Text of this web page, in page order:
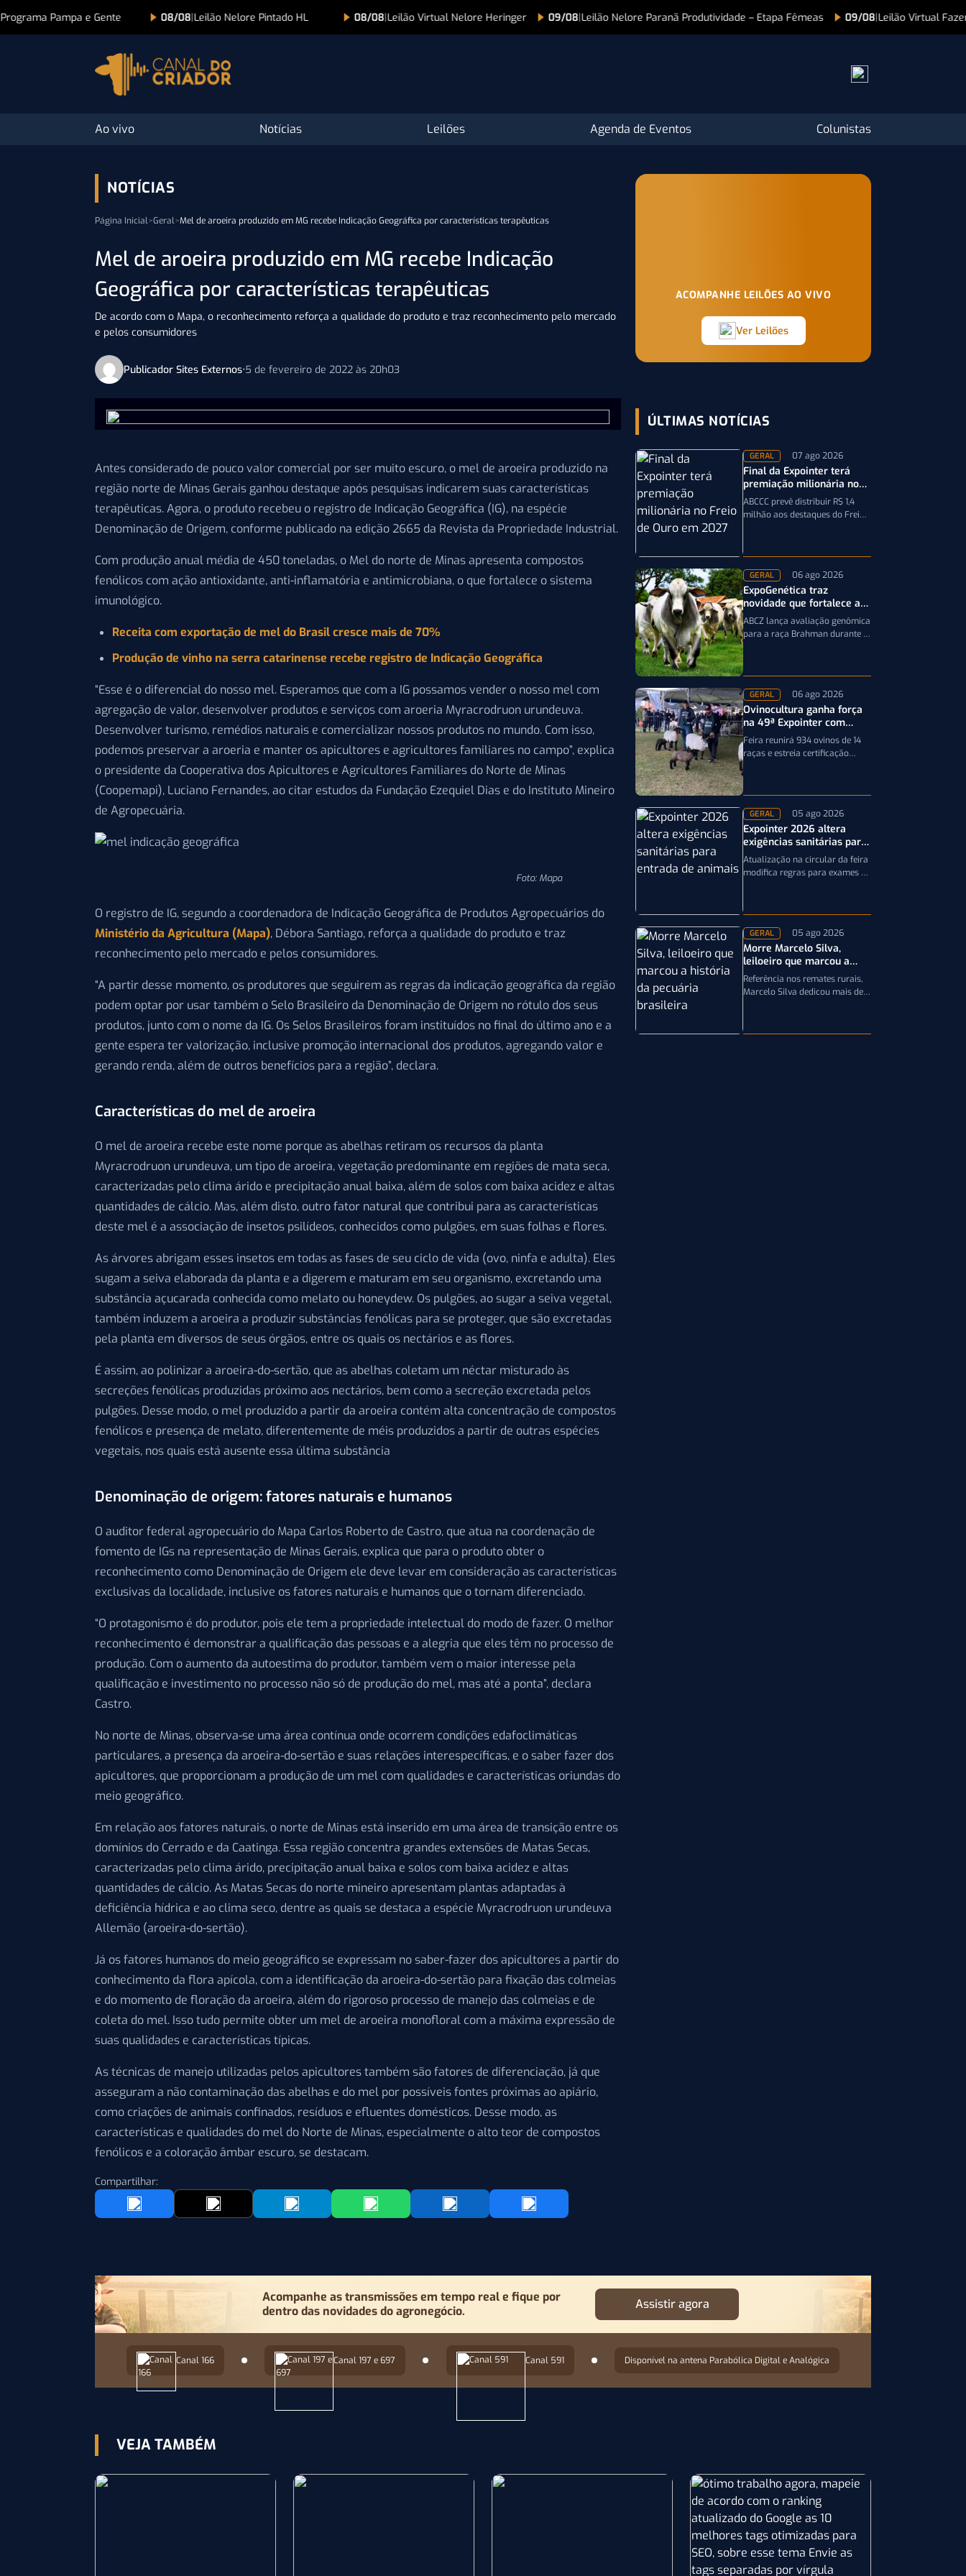
08/08|Leilão Nelore Pintado HL 08/08|Leilão Virtual Nelore Heringer 09/08|Leilão Nelore Paranã Produtividade – Etapa Fêmeas 09/08|Leilão Virtual Fazenda São Lourenço – Especial Dia
Ao vivo Notícias Leilões Agenda de Eventos Colunistas
NOTÍCIAS
Página Inicial>Geral>Mel de aroeira produzido em MG recebe Indicação Geográfica por características terapêuticas
Mel de aroeira produzido em MG recebe Indicação
Geográfica por características terapêuticas
De acordo com o Mapa, o reconhecimento reforça a qualidade do produto e traz reconhecimento pelo mercado
e pelos consumidores
Publicador Sites Externos•5 de fevereiro de 2022 às 20h03
Antes considerado de pouco valor comercial por ser muito escuro, o mel de aroeira produzido na
região norte de Minas Gerais ganhou destaque após pesquisas indicarem suas características
terapêuticas. Agora, o produto recebeu o registro de Indicação Geográfica (IG), na espécie
Denominação de Origem, conforme publicado na edição 2665 da Revista da Propriedade Industrial.
Com produção anual média de 450 toneladas, o Mel do norte de Minas apresenta compostos
fenólicos com ação antioxidante, anti-inflamatória e antimicrobiana, o que fortalece o sistema
imunológico.
Receita com exportação de mel do Brasil cresce mais de 70%
Produção de vinho na serra catarinense recebe registro de Indicação Geográfica
“Esse é o diferencial do nosso mel. Esperamos que com a IG possamos vender o nosso mel com
agregação de valor, desenvolver produtos e serviços com aroeria Myracrodruon urundeuva.
Desenvolver turismo, remédios naturais e comercializar nossos produtos no mundo. Com isso,
podemos preservar a aroeria e manter os apicultores e agricultores familiares no campo”, explica
o presidente da Cooperativa dos Apicultores e Agricultores Familiares do Norte de Minas
(Coopemapi), Luciano Fernandes, ao citar estudos da Fundação Ezequiel Dias e do Instituto Mineiro
de Agropecuária.
Foto: Mapa
O registro de IG, segundo a coordenadora de Indicação Geográfica de Produtos Agropecuários do
Ministério da Agricultura (Mapa), Débora Santiago, reforça a qualidade do produto e traz
reconhecimento pelo mercado e pelos consumidores.
“A partir desse momento, os produtores que seguirem as regras da indicação geográfica da região
podem optar por usar também o Selo Brasileiro da Denominação de Origem no rótulo dos seus
produtos, junto com o nome da IG. Os Selos Brasileiros foram instituídos no final do último ano e a
gente espera ter valorização, inclusive promoção internacional dos produtos, agregando valor e
gerando renda, além de outros benefícios para a região”, declara.
Características do mel de aroeira
O mel de aroeira recebe este nome porque as abelhas retiram os recursos da planta
Myracrodruon urundeuva, um tipo de aroeira, vegetação predominante em regiões de mata seca,
caracterizadas pelo clima árido e precipitação anual baixa, além de solos com baixa acidez e altas
quantidades de cálcio. Mas, além disto, outro fator natural que contribui para as características
deste mel é a associação de insetos psilídeos, conhecidos como pulgões, em suas folhas e flores.
As árvores abrigam esses insetos em todas as fases de seu ciclo de vida (ovo, ninfa e adulta). Eles
sugam a seiva elaborada da planta e a digerem e maturam em seu organismo, excretando uma
substância açucarada conhecida como melato ou honeydew. Os pulgões, ao sugar a seiva vegetal,
também induzem a aroeira a produzir substâncias fenólicas para se proteger, que são excretadas
pela planta em diversos de seus órgãos, entre os quais os nectários e as flores.
É assim, ao polinizar a aroeira-do-sertão, que as abelhas coletam um néctar misturado às
secreções fenólicas produzidas próximo aos nectários, bem como a secreção excretada pelos
pulgões. Desse modo, o mel produzido a partir da aroeira contém alta concentração de compostos
fenólicos e presença de melato, diferentemente de méis produzidos a partir de outras espécies
vegetais, nos quais está ausente essa última substância
Denominação de origem: fatores naturais e humanos
O auditor federal agropecuário do Mapa Carlos Roberto de Castro, que atua na coordenação de
fomento de IGs na representação de Minas Gerais, explica que para o produto obter o
reconhecimento como Denominação de Origem ele deve levar em consideração as características
exclusivas da localidade, inclusive os fatores naturais e humanos que o tornam diferenciado.
“O protagonismo é do produtor, pois ele tem a propriedade intelectual do modo de fazer. O melhor
reconhecimento é demonstrar a qualificação das pessoas e a alegria que eles têm no processo de
produção. Com o aumento da autoestima do produtor, também vem o maior interesse pela
qualificação e investimento no processo não só de produção do mel, mas até a ponta”, declara
Castro.
No norte de Minas, observa-se uma área contínua onde ocorrem condições edafoclimáticas
particulares, a presença da aroeira-do-sertão e suas relações interespecíficas, e o saber fazer dos
apicultores, que proporcionam a produção de um mel com qualidades e características oriundas do
meio geográfico.
Em relação aos fatores naturais, o norte de Minas está inserido em uma área de transição entre os
domínios do Cerrado e da Caatinga. Essa região concentra grandes extensões de Matas Secas,
caracterizadas pelo clima árido, precipitação anual baixa e solos com baixa acidez e altas
quantidades de cálcio. As Matas Secas do norte mineiro apresentam plantas adaptadas à
deficiência hídrica e ao clima seco, dentre as quais se destaca a espécie Myracrodruon urundeuva
Allemão (aroeira-do-sertão).
Já os fatores humanos do meio geográfico se expressam no saber-fazer dos apicultores a partir do
conhecimento da flora apícola, com a identificação da aroeira-do-sertão para fixação das colmeias
e do momento de floração da aroeira, além do rigoroso processo de manejo das colmeias e de
coleta do mel. Isso tudo permite obter um mel de aroeira monofloral com a máxima expressão de
suas qualidades e características típicas.
As técnicas de manejo utilizadas pelos apicultores também são fatores de diferenciação, já que
asseguram a não contaminação das abelhas e do mel por possíveis fontes próximas ao apiário,
como criações de animais confinados, resíduos e efluentes domésticos. Desse modo, as
características e qualidades do mel do Norte de Minas, especialmente o alto teor de compostos
fenólicos e a coloração âmbar escuro, se destacam.
Compartilhar:
ACOMPANHE LEILÕES AO VIVO
Ver Leilões
ÚLTIMAS NOTÍCIAS
GERAL 07 ago 2026
Final da Expointer terá
premiação milionária no
Freio de Ouro em 2027
ABCCC prevê distribuir R$ 1,4
milhão aos destaques do Freio
GERAL 06 ago 2026
ExpoGenética traz
novidade que fortalece a
genética da raça Brahman
ABCZ lança avaliação genômica
para a raça Brahman durante a
GERAL 06 ago 2026
Ovinocultura ganha força
na 49ª Expointer com
quase mil animais
inscritos
Feira reunirá 934 ovinos de 14
raças e estreia certificação
GERAL 05 ago 2026
Expointer 2026 altera
exigências sanitárias para
entrada de animais;
entenda
Atualização na circular da feira
modifica regras para exames e
GERAL 05 ago 2026
Morre Marcelo Silva,
leiloeiro que marcou a
história da pecuária
brasileira
Referência nos remates rurais,
Marcelo Silva dedicou mais de
Acompanhe as transmissões em tempo real e fique por
dentro das novidades do agronegócio.
Assistir agora
Canal 166 Canal 197 e 697 Canal 591 Disponível na antena Parabólica Digital e Analógica
VEJA TAMBÉM